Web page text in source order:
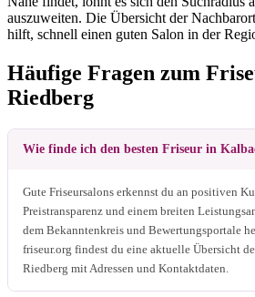
auszuweiten. Die Übersicht der
hilft, schnell einen guten Salon in der
Häufige Fragen zum
Riedberg
Wie finde ich den besten Friseur in
Gute Friseursalons erkennst du an positiven
Preistransparenz und einem breiten
dem Bekanntenkreis und Bewertungsportale
friseur.org findest du eine aktuelle Übersicht
Riedberg mit Adressen und Kontaktdaten.